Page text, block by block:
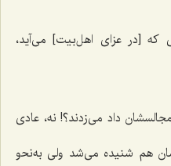
که [در عزای اهل‌بیت] می‌آید،
داد می‌زدند؟! نه، عادی
هم شنیده می‌شد ولی به‌نحو